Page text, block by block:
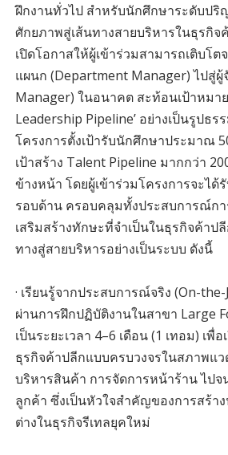
ฝึกงานทั่วไป สำหรับนักศึกษาระดับปริ
ศักยภาพสู่เส้นทางสายบริหารในธุรกิจ
เปิดโอกาสให้ผู้เข้าร่วมสามารถเติบโต
แผนก (Department Manager) ไปสู่ผู้
Manager) ในอนาคต สะท้อนเป้าหมาย
Leadership Pipeline’ อย่างเป็นรูปธร
โครงการตั้งเป้ารับนักศึกษาประมาณ
เป้าสร้าง Talent Pipeline มากกว่า
ข้างหน้า โดยผู้เข้าร่วมโครงการจะได้
รอบด้าน ครอบคลุมทั้งประสบการณ์กา
เสริมสร้างทักษะที่จำเป็นในธุรกิจค้าป
ทางสู่สายบริหารอย่างเป็นระบบ ดังนี้
· เรียนรู้จากประสบการณ์จริง (On-
ผ่านการฝึกปฏิบัติงานในสาขา Large
เป็นระยะเวลา 4–6 เดือน (1 เทอม) เพื่
ธุรกิจค้าปลีกแบบครบวงจรในสภาพแ
บริหารสินค้า การจัดการหน้าร้าน ไปจ
ลูกค้า ซึ่งเป็นหัวใจสำคัญของการสร้า
ต่างในธุรกิจรีเทลยุคใหม่